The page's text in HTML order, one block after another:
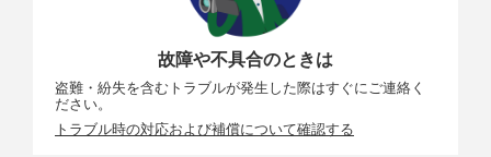
故障や不具合のときは
盗難・紛失を含むトラブルが発生した際はすぐにご連絡く
ださい。
トラブル時の対応および補償について確認する